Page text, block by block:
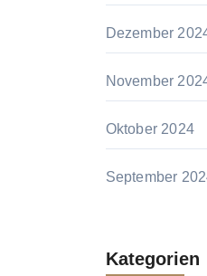
Dezember
November
Oktober 2024
September
Kategorien